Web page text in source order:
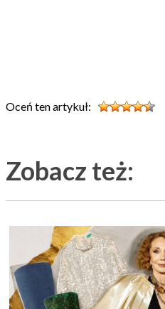
Oceń ten artykuł:
Zobacz też: